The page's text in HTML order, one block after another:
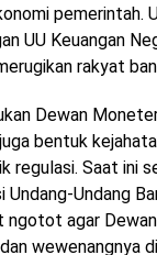
pemerintah.
UU Keuangan
rakyat
Dewan
bentuk
regulasi. Saat ini
Undang-Undang
ngotot agar
wewenangnya